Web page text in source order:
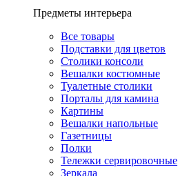
Предметы интерьера
Все товары
Подставки для цветов
Столики консоли
Вешалки костюмные
Туалетные столики
Порталы для камина
Картины
Вешалки напольные
Газетницы
Полки
Тележки сервировочные
Зеркала